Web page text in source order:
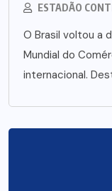
ESTADÃO
O Brasil voltou a
Mundial do
internacional.